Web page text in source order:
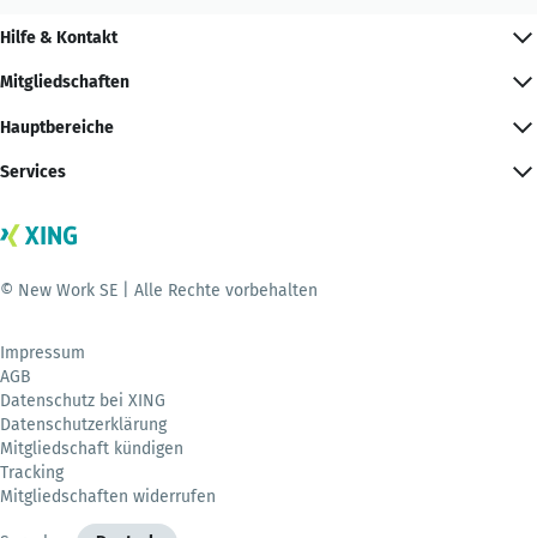
Hilfe & Kontakt
Mitgliedschaften
Hauptbereiche
Services
© New Work SE | Alle Rechte vorbehalten
Impressum
AGB
Datenschutz bei XING
Datenschutzerklärung
Mitgliedschaft kündigen
Tracking
Mitgliedschaften widerrufen